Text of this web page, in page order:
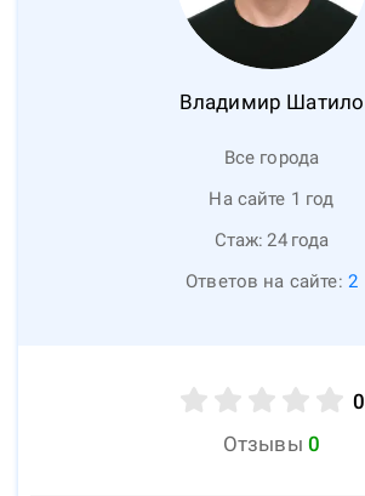
Владимир Шатило
Все города
На сайте 1 год
Стаж: 24 года
Ответов на сайте: 2
0
Отзывы 0